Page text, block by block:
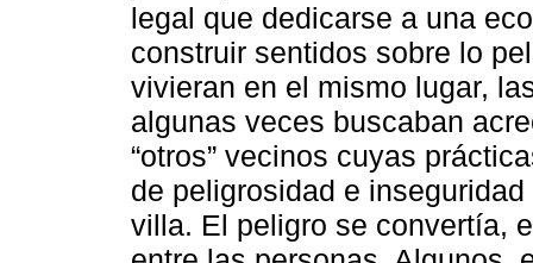
legal que dedicarse a una
construir sentidos sobre lo
vivieran en el mismo lugar,
algunas veces buscaban
“otros” vecinos cuyas
de peligrosidad e
villa. El peligro se convertía,